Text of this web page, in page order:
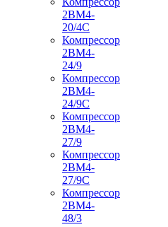
2ВМ4-
20/4С
Компрессор
2ВМ4-
24/9
Компрессор
2ВМ4-
24/9С
Компрессор
2ВМ4-
27/9
Компрессор
2ВМ4-
27/9С
Компрессор
2ВМ4-
48/3